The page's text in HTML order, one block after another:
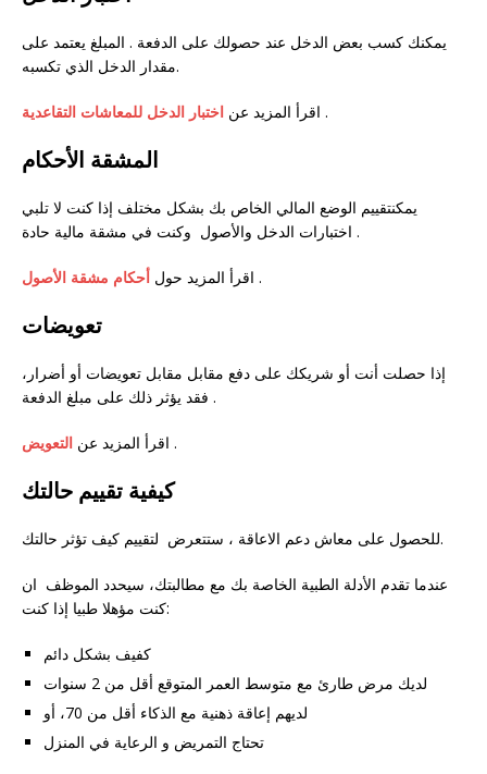
يمكنك كسب بعض الدخل عند حصولك على الدفعة . المبلغ يعتمد على
مقدار الدخل الذي تكسبه.
اقرأ المزيد عن اختبار الدخل للمعاشات التقاعدية .
المشقة الأحكام
يمكنتقييم الوضع المالي الخاص بك بشكل مختلف إذا كنت لا تلبي
اختبارات الدخل والأصول وكنت في مشقة مالية حادة.
اقرأ المزيد حول أحكام مشقة الأصول .
تعويضات
إذا حصلت أنت أو شريكك على دفع مقابل مقابل تعويضات أو أضرار،
فقد يؤثر ذلك على مبلغ الدفعة .
اقرأ المزيد عن التعويض .
كيفية تقييم حالتك
للحصول على معاش دعم الاعاقة ، ستتعرض لتقييم كيف تؤثر حالتك.
عندما تقدم الأدلة الطبية الخاصة بك مع مطالبتك، سيحدد الموظف ان
كنت مؤهلا طبيا إذا كنت:
كفيف بشكل دائم
لديك مرض طارئ مع متوسط ​​العمر المتوقع أقل من 2 سنوات
لديهم إعاقة ذهنية مع الذكاء أقل من 70، أو
تحتاج التمريض و الرعاية في المنزل